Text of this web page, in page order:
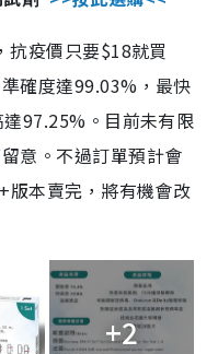
抗疫價只要$18就買
確度達99.03%，最快
97.25%。目前未有限
意。不過訂單預計會
版本賣完，將有機會改
+2